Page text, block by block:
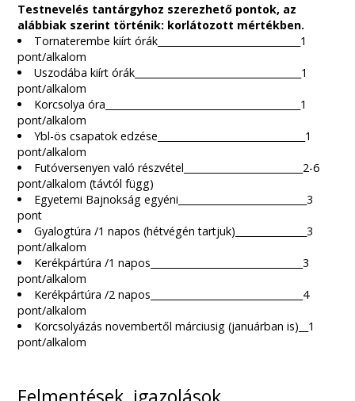
Testnevelés tantárgyhoz szerezhető pontok, az
alábbiak szerint történik: korlátozott mértékben.
Tornaterembe kiírt órák______________________________1
pont/alkalom
Uszodába kiírt órák___________________________________1
pont/alkalom
Korcsolya óra_________________________________________1
pont/alkalom
Ybl-ös csapatok edzése_______________________________1
pont/alkalom
Futóversenyen való részvétel_________________________2-6
pont/alkalom (távtól függ)
Egyetemi Bajnokság egyéni___________________________3
pont
Gyalogtúra /1 napos (hétvégén tartjuk)_______________3
pont/alkalom
Kerékpártúra /1 napos________________________________3
pont/alkalom
Kerékpártúra /2 napos________________________________4
pont/alkalom
Korcsolyázás novembertől márciusig (januárban is)__1
pont/alkalom